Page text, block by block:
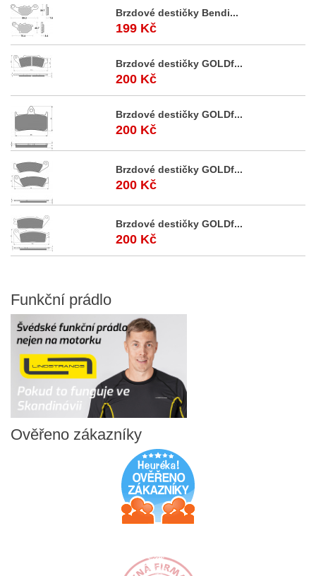
Brzdové destičky Bendi...
199 Kč
Brzdové destičky GOLDf...
200 Kč
Brzdové destičky GOLDf...
200 Kč
Brzdové destičky GOLDf...
200 Kč
Brzdové destičky GOLDf...
200 Kč
Funkční prádlo
Ověřeno zákazníky